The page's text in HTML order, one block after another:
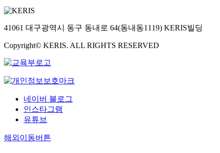
41061 대구광역시 동구 동내로 64(동내동1119) KERIS빌딩
Copyright© KERIS. ALL RIGHTS RESERVED
네이버 블로그
인스타그램
유튜브
해외이동버튼